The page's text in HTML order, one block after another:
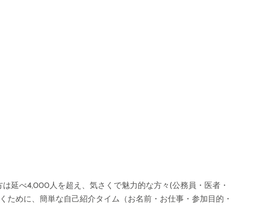
延べ4,000人を超え、気さくで魅力的な方々(公務員・医者・
めに、簡単な自己紹介タイム（お名前・お仕事・参加目的・